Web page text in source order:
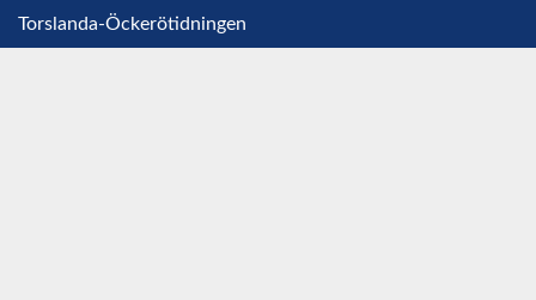
Torslanda-Öckerötidningen